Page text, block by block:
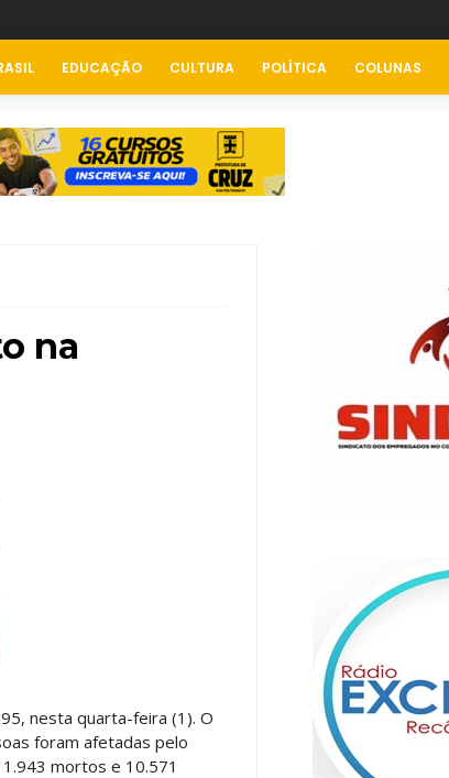
EDUCAÇÃO CULTURA POLÍTICA COLUNAS
na
nesta quarta-feira (1). O
foram afetadas pelo
mortos e 10.571